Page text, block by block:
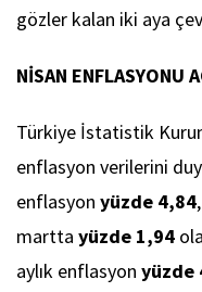
gözler kalan iki aya
NİSAN ENFLASYONU
Türkiye İstatistik
enflasyon verilerini
enflasyon yüzde 4,84
martta yüzde 1,94
aylık enflasyon yüzde